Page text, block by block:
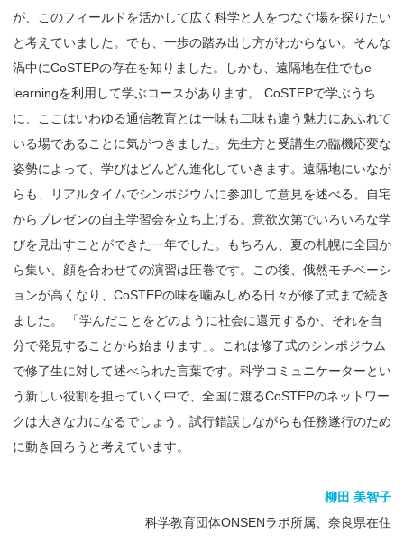
が、このフィールドを活かして広く科学と人をつなぐ場を探りたい
と考えていました。でも、一歩の踏み出し方がわからない。そんな
渦中にCoSTEPの存在を知りました。しかも、遠隔地在住でもe-
learningを利用して学ぶコースがあります。 CoSTEPで学ぶうち
に、ここはいわゆる通信教育とは一味も二味も違う魅力にあふれて
いる場であることに気がつきました。先生方と受講生の臨機応変な
姿勢によって、学びはどんどん進化していきます。遠隔地にいなが
らも、リアルタイムでシンポジウムに参加して意見を述べる。自宅
からプレゼンの自主学習会を立ち上げる。意欲次第でいろいろな学
びを見出すことができた一年でした。もちろん、夏の札幌に全国か
ら集い、顔を合わせての演習は圧巻です。この後、俄然モチベーシ
ョンが高くなり、CoSTEPの味を噛みしめる日々が修了式まで続き
ました。 「学んだことをどのように社会に還元するか、それを自
分で発見することから始まります 」 。これは修了式のシンポジウム
で修了生に対して述べられた言葉です。科学コミュニケーターとい
う新しい役割を担っていく中で、全国に渡るCoSTEPのネットワー
クは大きな力になるでしょう。試行錯誤しながらも任務遂行のため
に動き回ろうと考えています。
柳田 美智子
科学教育団体ONSENラボ所属、奈良県在住